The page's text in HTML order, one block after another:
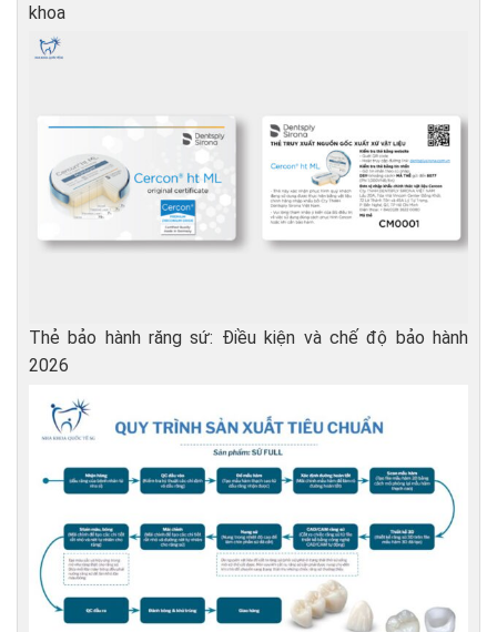
khoa
Thẻ bảo hành răng sứ: Điều kiện và chế độ bảo hành
2026